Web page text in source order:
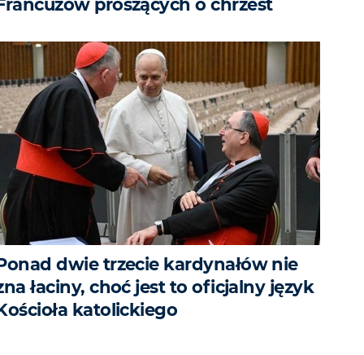
proszących o chrzest
dwie trzecie kardynałów nie
łaciny, choć jest to oficjalny język
katolickiego